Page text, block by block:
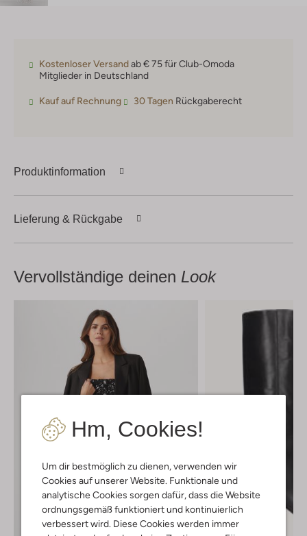
Hm, Cookies!
Um dir bestmöglich zu dienen, verwenden wir
Cookies auf unserer Website. Funktionale und
analytische Cookies sorgen dafür, dass die Website
ordnungsgemäß funktioniert und kontinuierlich
verbessert wird. Diese Cookies werden immer
Kostenloser Versandab € 75 für Club-Omoda
Mitglieder in Deutschland
Kauf auf Rechnung 30 Tagen Rückgaberecht
Produktinformation
Lieferung & Rückgabe
Vervollständige deinen Look